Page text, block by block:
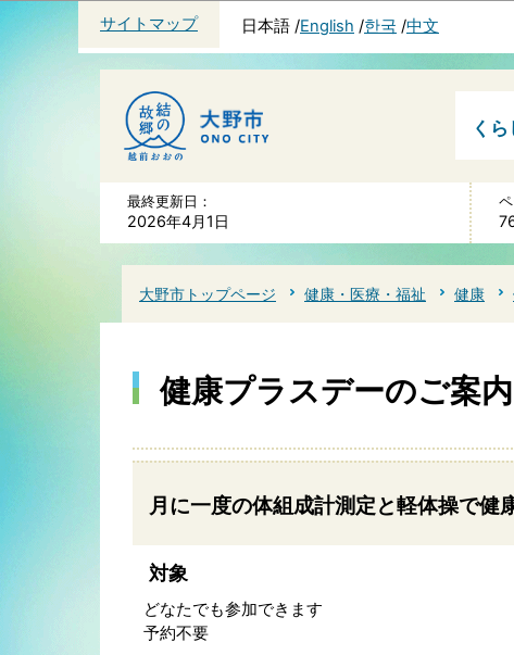
サイトマップ 日本語 English 한국 中文
く
最終更新日：
2026年4月1日
大野市トップページ 健康・医療・福祉 健康
健康プラスデーのご案内
月に一度の体組成計測定と軽体操で健
対象
どなたでも参加できます
予約不要